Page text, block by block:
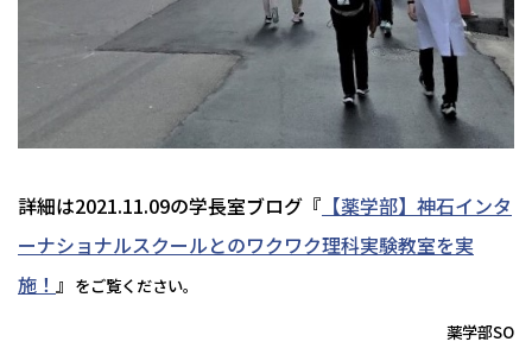
詳細は2021.11.09の学長室ブログ 『 【薬学部】神石インタ
ーナショナルスクールとのワクワク理科実験教室を実
施！ 』 をご覧ください。
薬学部SO